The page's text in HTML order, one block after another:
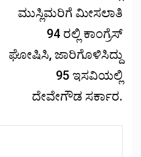
ಮುಸ್ಲಿಮರಿಗೆ ಮೀಸಲಾತಿ
94 ರಲ್ಲಿ ಕಾಂಗ್ರೆಸ್
ಘೋಷಿಸಿ, ಜಾರಿಗೊಳಿಸಿದ್ದು
95 ಇಸವಿಯಲ್ಲಿ
ದೇವೇಗೌಡ ಸರ್ಕಾರ.